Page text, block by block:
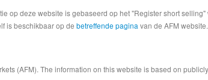
op deze website is gebaseerd op het "Register short
is beschikbaar op de betreffende pagina van de AFM
(AFM). The information on this website is based on